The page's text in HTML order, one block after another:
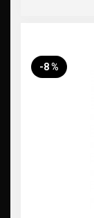
-8 %